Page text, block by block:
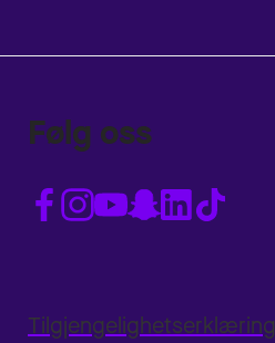
Følg oss
Tilgjengelighetserklæring